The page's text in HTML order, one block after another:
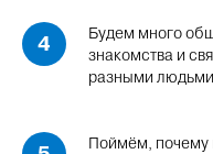
Будем много
знакомства и
разными людьми
Поймём, почему